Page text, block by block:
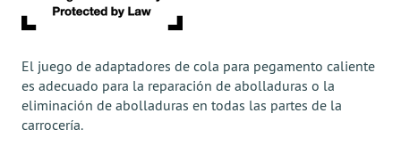
El juego de adaptadores de cola para pegamento caliente
es adecuado para la reparación de abolladuras o la
eliminación de abolladuras en todas las partes de la
carrocería.